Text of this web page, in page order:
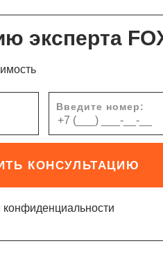
эксперта
Введите номер:
КОНСУЛЬТАЦИЮ
конфиденциальности